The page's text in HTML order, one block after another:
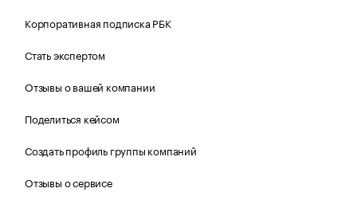
Корпоративная подписка РБК
Стать экспертом
Отзывы о вашей компании
Поделиться кейсом
Создать профиль группы компаний
Отзывы о сервисе